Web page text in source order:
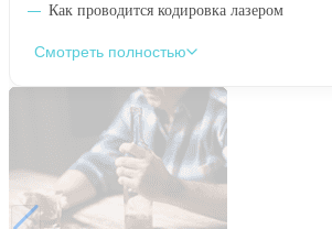
Как проводится кодировка лазером
Смотреть полностью